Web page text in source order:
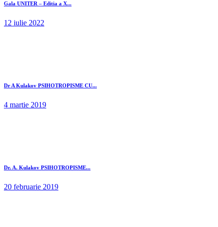
Gala UNITER – Editia a X...
12 iulie 2022
Dr A Kulakov PSIHOTROPISME CU...
4 martie 2019
Dr. A. Kulakov PSIHOTROPISME...
20 februarie 2019